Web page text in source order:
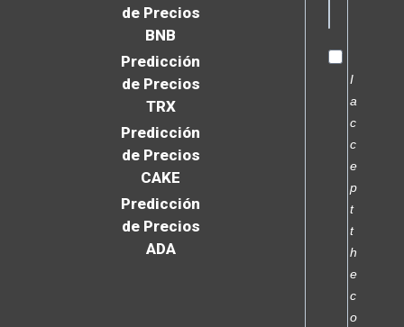
de Precios
BNB
Predicción
de Precios
TRX
Predicción
de Precios
CAKE
Predicción
de Precios
ADA
I
a
c
c
e
p
t
t
h
e
c
o